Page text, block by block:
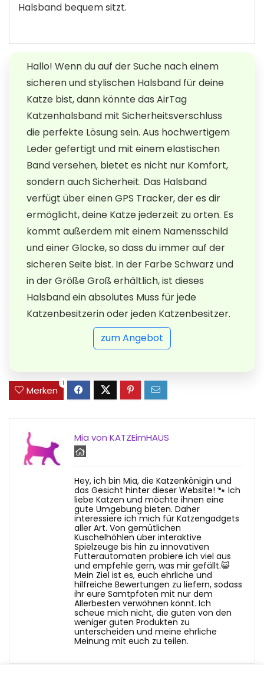
Halsband bequem sitzt.
Hallo! Wenn du auf der Suche nach einem
sicheren und stylischen Halsband für deine
Katze bist, dann könnte das AirTag
Katzenhalsband mit Sicherheitsverschluss
die perfekte Lösung sein. Aus hochwertigem
Leder gefertigt und mit einem elastischen
Band versehen, bietet es nicht nur Komfort,
sondern auch Sicherheit. Das Halsband
verfügt über einen GPS Tracker, der es dir
ermöglicht, deine Katze jederzeit zu orten. Es
kommt außerdem mit einem Namensschild
und einer Glocke, so dass du immer auf der
sicheren Seite bist. In der Farbe Schwarz und
in der Größe Groß erhältlich, ist dieses
Halsband ein absolutes Muss für jede
Katzenbesitzerin oder jeden Katzenbesitzer.
zum Angebot
Merken
1
Mia von KATZEimHAUS
Hey, ich bin Mia, die Katzenkönigin und
das Gesicht hinter dieser Website! 🐾 Ich
liebe Katzen und möchte ihnen eine
gute Umgebung bieten. Daher
interessiere ich mich für Katzengadgets
aller Art. Von gemütlichen
Kuschelhöhlen über interaktive
Spielzeuge bis hin zu innovativen
Futterautomaten probiere ich viel aus
und empfehle gern, was mir gefällt.😺
Mein Ziel ist es, euch ehrliche und
hilfreiche Bewertungen zu liefern, sodass
ihr eure Samtpfoten mit nur dem
Allerbesten verwöhnen könnt. Ich
scheue mich nicht, die guten von den
weniger guten Produkten zu
unterscheiden und meine ehrliche
Meinung mit euch zu teilen.